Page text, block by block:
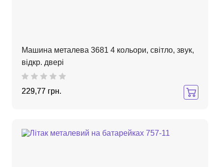
Машина металева 3681 4 кольори, світло, звук,
відкр. двері
229,77 грн.